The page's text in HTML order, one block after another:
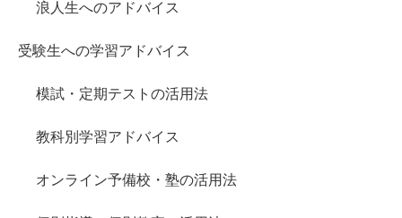
浪人生へのアドバイス
受験生への学習アドバイス
模試・定期テストの活用法
教科別学習アドバイス
オンライン予備校・塾の活用法